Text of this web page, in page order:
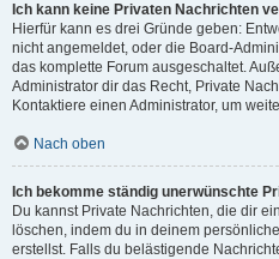
Ich kann keine Privaten Nachrichten
Hierfür kann es drei Gründe geben:
nicht angemeldet, oder die Board-
das komplette Forum ausgeschaltet.
Administrator dir das Recht, Private
Kontaktiere einen Administrator, um
Nach oben
Ich bekomme ständig unerwünschte
Du kannst Private Nachrichten, die dir
löschen, indem du in deinem
erstellst. Falls du belästigende